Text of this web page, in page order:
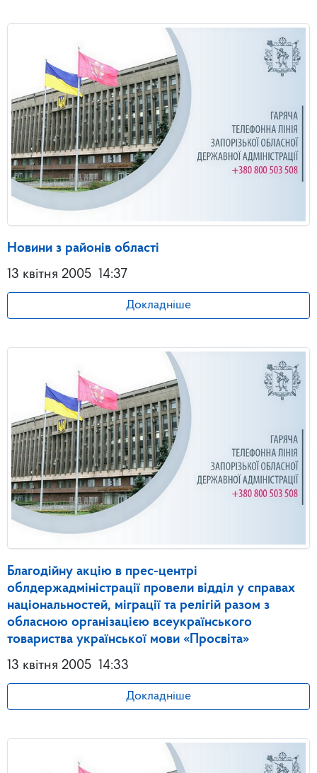
Новини з районів області
13 квітня 2005 14:37
Докладніше
Благодійну акцію в прес-центрі
облдержадміністрації провели відділ у справах
національностей, міграції та релігій разом з
обласною організацією всеукраїнського
товариства української мови «Просвіта»
13 квітня 2005 14:33
Докладніше